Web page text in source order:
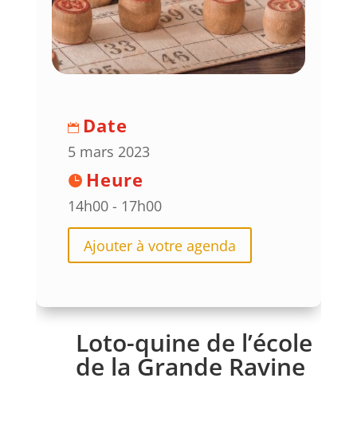
Date
5 mars 2023
Heure
14h00 - 17h00
Ajouter à votre agenda
Loto-quine de l’école
de la Grande Ravine